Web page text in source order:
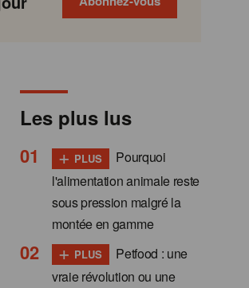
Les plus lus
+ PLUS
Pourquoi
l'alimentation animale reste
sous pression malgré la
montée en gamme
+ PLUS
Petfood : une
vraie révolution ou une